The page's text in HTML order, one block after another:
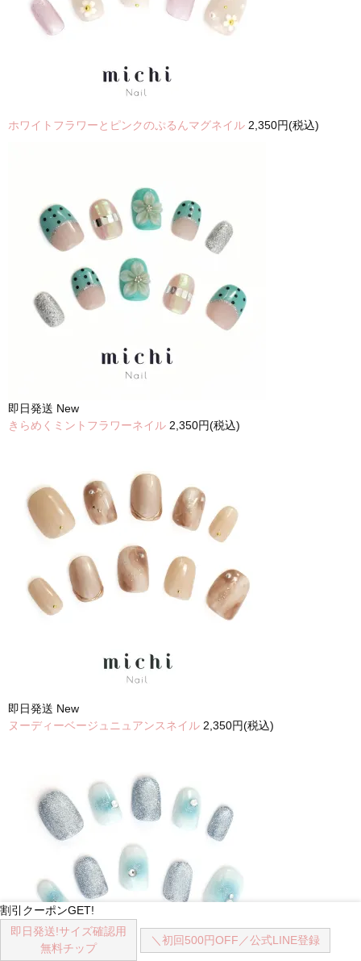
ホワイトフラワーとピンクのぷるんマグネイル 2,350円(税込)
即日発送 New
きらめくミントフラワーネイル 2,350円(税込)
即日発送 New
ヌーディーベージュニュアンスネイル 2,350円(税込)
割引クーポンGET!
即日発送!サイズ確認用
無料チップ
＼初回500円OFF／公式LINE登録